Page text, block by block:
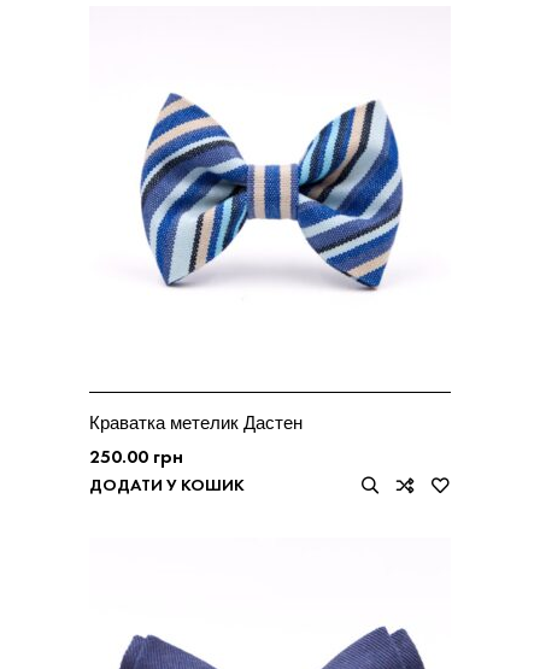
Краватка метелик Дастен
250.00 грн
ДОДАТИ У КОШИК